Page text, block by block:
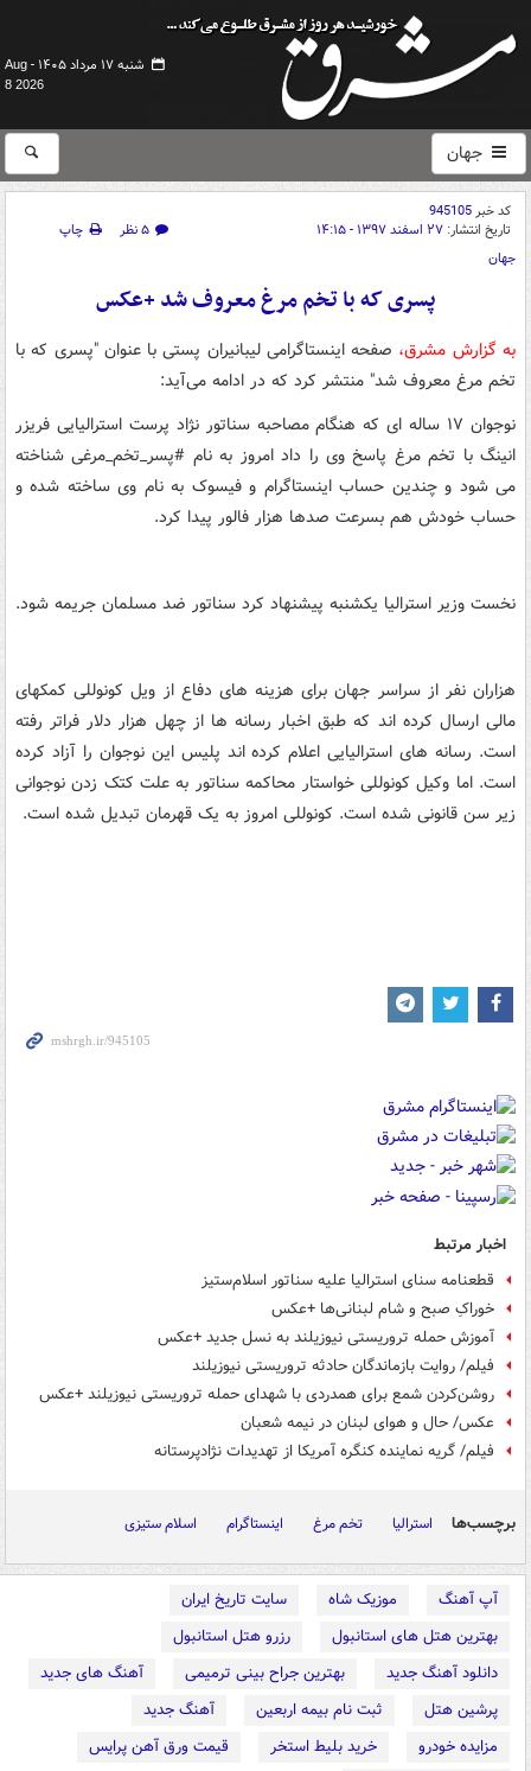
شنبه ۱۷ مرداد ۱۴۰۵ -
Aug
8 2026
جهان
کد خبر945105
تاریخ انتشار: ۲۷ اسفند ۱۳۹۷ - ۱۴:۱۵ ۵ نظر
چاپ
جهان
پسری که با تخم مرغ معروف شد +عکس
به گزارش مشرق، صفحه اینستاگرامی لیبانیران پستی با عنوان "پسری که با
تخم مرغ معروف شد" منتشر کرد که در ادامه می‌آید:
نوجوان ۱۷ ساله ای که هنگام مصاحبه سناتور نژاد پرست استرالیایی فریزر
انینگ با تخم مرغ پاسخ وی را داد امروز به نام #پسر_تخم_مرغی شناخته
می شود و چندین حساب اینستاگرام و فیسوک به نام وی ساخته شده و
حساب خودش هم بسرعت صدها هزار فالور پیدا کرد.
نخست وزیر استرالیا یکشنبه پیشنهاد کرد سناتور ضد مسلمان جریمه شود.
هزاران نفر از سراسر جهان برای هزینه های دفاع از ویل کونوللی کمکهای
مالی ارسال کرده اند که طبق اخبار رسانه ها از چهل هزار دلار فراتر رفته
است. رسانه های استرالیایی اعلام کرده اند پلیس این نوجوان را آزاد کرده
است. اما وکیل کونوللی خواستار محاکمه سناتور به علت کتک زدن نوجوانی
زیر سن قانونی شده است. کونوللی امروز به یک قهرمان تبدیل شده است.
اخبار مرتبط
قطعنامه سنای استرالیا علیه سناتور اسلام‌ستیز
خوراکِ صبح و شام لبنانی‌ها +عکس
آموزش حمله تروریستی نیوزیلند به نسل جدید +عکس
فیلم/ روایت بازماندگان حادثه تروریستی نیوزیلند
روشن‌کردن شمع برای همدردی با شهدای حمله تروریستی نیوزیلند +عکس
عکس/ حال و هوای لبنان در نیمه شعبان
فیلم/ گریه نماینده کنگره آمریکا از تهدیدات نژادپرستانه
برچسب‌ها استرالیا تخم مرغ اینستاگرام اسلام ستیزی
آپ آهنگ موزیک شاه
سایت تاریخ ایران
بهترین هتل های استانبول
رزرو هتل استانبول
دانلود آهنگ جدید
بهترین جراح بینی ترمیمی
آهنگ های جدید
پرشین هتل
ثبت نام بیمه اربعین
آهنگ جدید
مزایده خودرو
خرید بلیط استخر
قیمت ورق آهن پرایس